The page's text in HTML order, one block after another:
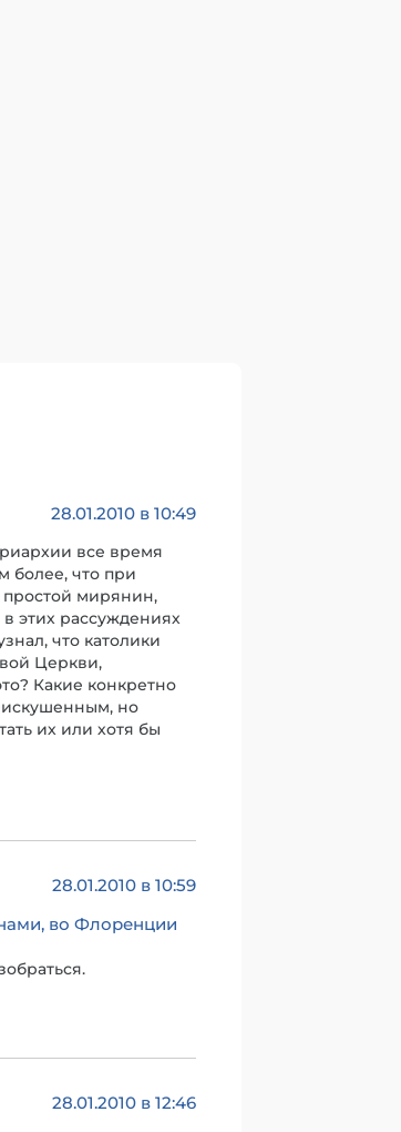
28.01.2010 в 10:49
все время
более, что при
простой мирянин,
этих рассуждениях
что католики
Церкви,
Какие конкретно
но
их или хотя бы
28.01.2010 в 10:59
во Флоренции
28.01.2010 в 12:46